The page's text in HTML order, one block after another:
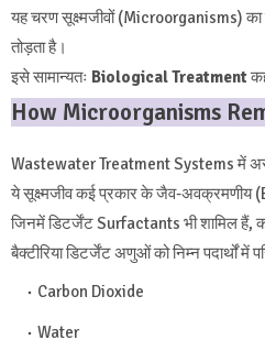
यह चरण सूक्ष्मजीवों (Microorganisms) का
तोड़ता है।
इसे सामान्यतः Biological Treatment
How Microorganisms
Wastewater Treatment Systems में
ये सूक्ष्मजीव कई प्रकार के जैव-अवक्रमणीय
जिनमें डिटर्जेंट Surfactants भी शामिल हैं,
बैक्टीरिया डिटर्जेंट अणुओं को निम्न पदार्थों में
Carbon Dioxide
Water